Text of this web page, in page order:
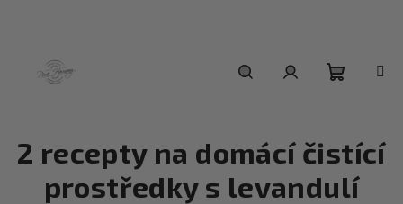
košík
2 recepty na domácí čistící
prostředky s levandulí